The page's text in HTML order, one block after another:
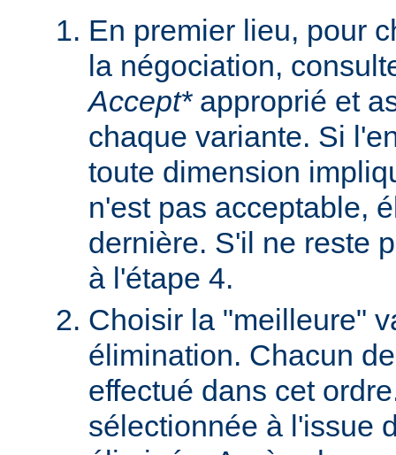
En premier lieu, pour
la négociation,
Accept*approprié et
chaque variante. Si
toute dimension
n'est pas acceptable,
dernière. S'il ne reste
à l'étape 4.
Choisir la "meilleure"
élimination. Chacun
effectué dans cet
sélectionnée à l'issue